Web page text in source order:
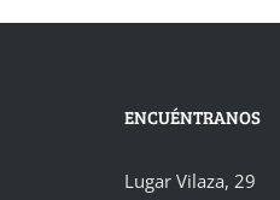
ENCUÉNTRANOS
Lugar Vilaza, 29